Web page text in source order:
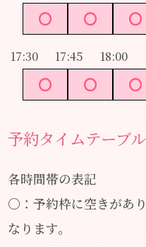
17:30 17:45 18:00
予約タイムテーブ
各時間帯の表記
〇：予約枠に空きがあ
なります。